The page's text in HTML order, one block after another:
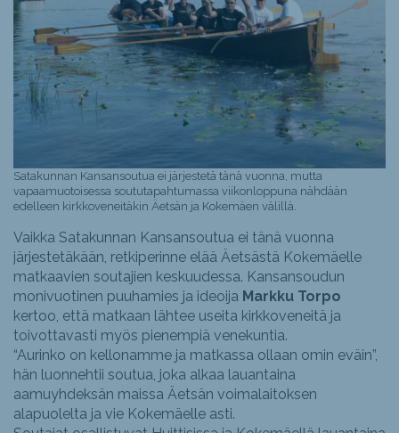
Satakunnan Kansansoutua ei järjestetä tänä vuonna, mutta
vapaamuotoisessa soututapahtumassa viikonloppuna nähdään
edelleen kirkkoveneitäkin Äetsän ja Kokemäen välillä.
Vaikka Satakunnan Kansansoutua ei tänä vuonna
järjestetäkään, retkiperinne elää Äetsästä Kokemäelle
matkaavien soutajien keskuudessa. Kansansoudun
monivuotinen puuhamies ja ideoija Markku Torpo
kertoo, että matkaan lähtee useita kirkkoveneitä ja
toivottavasti myös pienempiä venekuntia.
“Aurinko on kellonamme ja matkassa ollaan omin eväin”,
hän luonnehtii soutua, joka alkaa lauantaina
aamuyhdeksän maissa Äetsän voimalaitoksen
alapuolelta ja vie Kokemäelle asti.